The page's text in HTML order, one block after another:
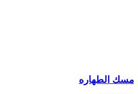
مسك الطهاره